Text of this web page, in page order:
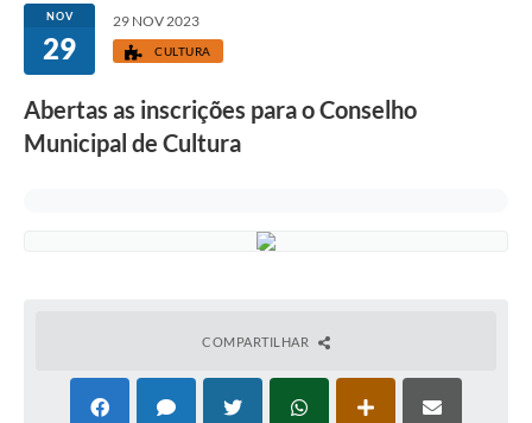
Licitações
Transparência
Concursos e Processos Seletivos
Inclusão e Acessibilidade
Normas e Legislação
NOV
29
29 NOV 2023
CULTURA
Abertas as inscrições para o Conselho
Municipal de Cultura
COMPARTILHAR